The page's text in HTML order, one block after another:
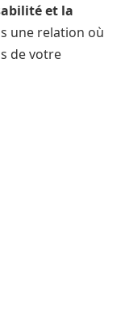
et la
une relation où
de votre